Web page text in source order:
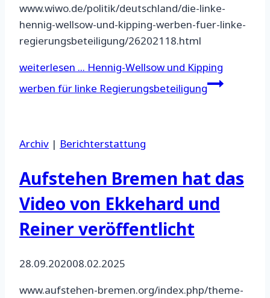
www.wiwo.de/politik/deutschland/die-linke-
hennig-wellsow-und-kipping-werben-fuer-linke-
regierungsbeteiligung/26202118.html
weiterlesen ... Hennig-Wellsow und Kipping
werben für linke Regierungsbeteiligung
Archiv | Berichterstattung
Aufstehen Bremen hat das
Video von Ekkehard und
Reiner veröffentlicht
28.09.202008.02.2025
www.aufstehen-bremen.org/index.php/theme-